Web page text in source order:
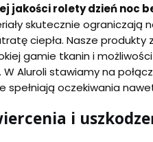
jakości rolety dzień noc
skutecznie ograniczają
ciepła. Nasze
gamie tkanin i
Aluroli stawiamy na
spełniają oczekiwania
i